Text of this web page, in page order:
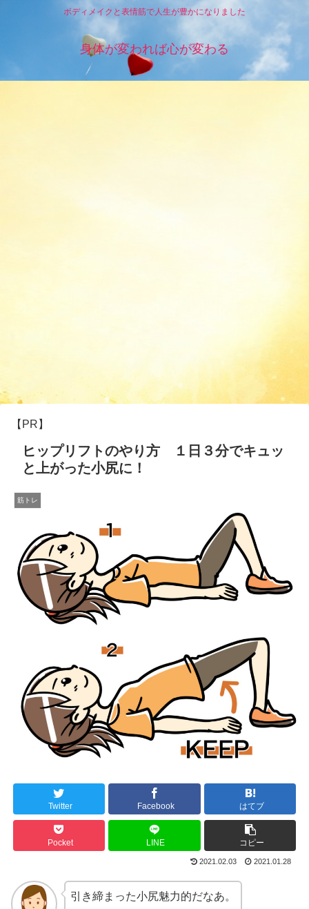
ボディメイクと表情筋で人生が豊かになりました
身体が変われば心が変わる
【PR】
ヒップリフトのやり方 １日３分でキュッ
と上がった小尻に！
筋トレ
Twitter Facebook はてブ
Pocket LINE コピー
2021.02.03 2021.01.28
引き締まった小尻魅力的だなあ。